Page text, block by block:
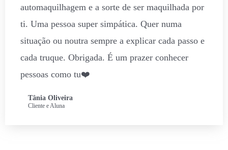
automaquilhagem e a sorte de ser maquilhada por
ti. Uma pessoa super simpática. Quer numa
situação ou noutra sempre a explicar cada passo e
cada truque. Obrigada. É um prazer conhecer
pessoas como tu❤️
Tânia Oliveira
Cliente e Aluna